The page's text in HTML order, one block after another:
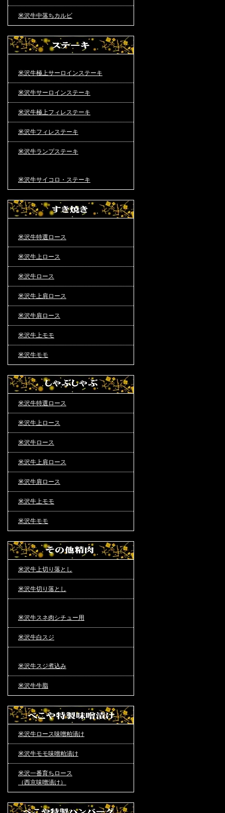
米沢牛中落ちカルビ
米沢牛極上サーロインステーキ
米沢牛サーロインステーキ
米沢牛極上フィレステーキ
米沢牛フィレステーキ
米沢牛ランプステーキ
米沢牛サイコロ・ステーキ
米沢牛特選ロース
米沢牛上ロース
米沢牛ロース
米沢牛上肩ロース
米沢牛肩ロース
米沢牛上モモ
米沢牛モモ
米沢牛特選ロース
米沢牛上ロース
米沢牛ロース
米沢牛上肩ロース
米沢牛肩ロース
米沢牛上モモ
米沢牛モモ
米沢牛上切り落とし
米沢牛切り落とし
米沢牛スネ肉シチュー用
米沢牛白スジ
米沢牛スジ煮込み
米沢牛牛脂
米沢牛ロース味噌粕漬け
米沢牛モモ味噌粕漬け
米沢一番育ちロース
（西京味噌漬け）